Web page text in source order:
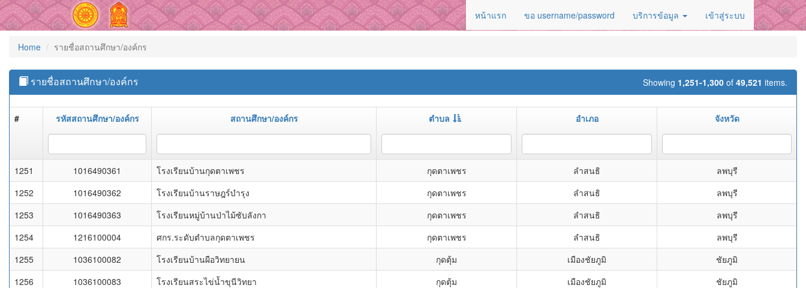
หน้าแรก ขอ username/password บริการข้อมูล เข้าสู่ระบบ
Home รายชื่อสถานศึกษา/องค์กร
Showing 1,251-1,300 of 49,521 items.
รายชื่อสถานศึกษา/องค์กร
# รหัสสถานศึกษา/องค์กร สถานศึกษา/องค์กร ตำบล อำเภอ จังหวัด
1251 1016490361 โรงเรียนบ้านกุดตาเพชร กุดตาเพชร ลำสนธิ
ลพบุรี
1252
1016490362 โรงเรียนบ้านราษฎร์บำรุง กุดตาเพชร ลำสนธิ
ลพบุรี
1253
1016490363 โรงเรียนหมู่บ้านป่าไม้ซับลังกา กุดตาเพชร ลำสนธิ
ลพบุรี
1254
1216100004 ศกร.ระดับตำบลกุดตาเพชร กุดตาเพชร ลำสนธิ
ลพบุรี
1255
1036100082 โรงเรียนบ้านผือวิทยายน กุดตุ้ม เมืองชัยภูมิ
ชัยภูมิ
1256
1036100083 โรงเรียนสระไข่น้ำขุนีวิทยา กุดตุ้ม เมืองชัยภูมิ
ชัยภูมิ